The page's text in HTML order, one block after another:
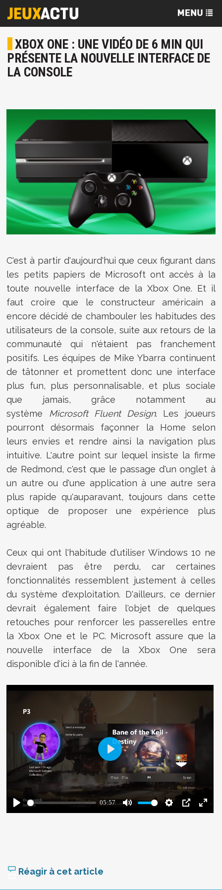
XBOX ONE : UNE VIDÉO DE 6 MIN QUI
PRÉSENTE LA NOUVELLE INTERFACE DE
LA CONSOLE
C'est à partir d'aujourd'hui que ceux figurant dans
les petits papiers de Microsoft ont accès à la
toute nouvelle interface de la Xbox One. Et il
faut croire que le constructeur américain a
encore décidé de chambouler les habitudes des
utilisateurs de la console, suite aux retours de la
communauté qui n'étaient pas franchement
positifs. Les équipes de Mike Ybarra continuent
de tâtonner et promettent donc une interface
plus fun, plus personnalisable, et plus sociale
que jamais, grâce notamment au
système
Microsoft Fluent Design. Les joueurs
pourront désormais façonner la Home selon
leurs envies et rendre ainsi la navigation plus
intuitive. L'autre point sur lequel insiste la firme
de Redmond, c'est que le passage d'un onglet à
un autre ou d'une application à une autre sera
plus rapide qu'auparavant, toujours dans cette
optique de proposer une expérience plus
agréable.
Ceux qui ont l'habitude d'utiliser Windows 10 ne
devraient pas être perdu, car certaines
fonctionnalités ressemblent justement à celles
du système d'exploitation. D'ailleurs, ce dernier
devrait également faire l'objet de quelques
retouches pour renforcer les passerelles entre
la Xbox One et le PC. Microsoft assure que la
nouvelle interface de la Xbox One sera
disponible d'ici à la fin de l'année.
Réagir à cet article